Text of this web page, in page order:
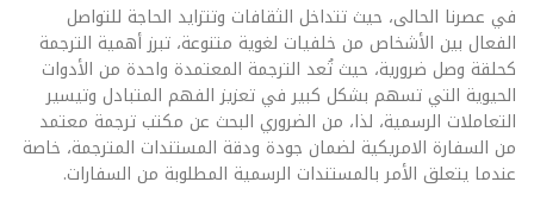
في عصرنا الحالى، حيث تتداخل الثقافات وتتزايد الحاجة للتواصل
الفعال بين الأشخاص من خلفيات لغوية متنوعة، تبرز أهمية الترجمة
كحلقة وصل ضرورية، حيث تُعد الترجمة المعتمدة واحدة من الأدوات
الحيوية التي تسهم بشكل كبير في تعزيز الفهم المتبادل وتيسير
التعاملات الرسمية، لذا، من الضروري البحث عن مكتب ترجمة معتمد
من السفارة الامريكية لضمان جودة ودقة المستندات المترجمة، خاصة
عندما يتعلق الأمر بالمستندات الرسمية المطلوبة من السفارات.